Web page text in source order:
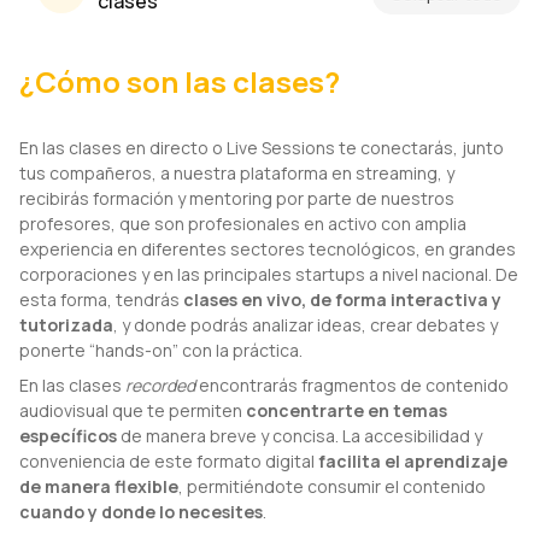
¿Cómo son las clases?
En las clases en directo o Live Sessions te conectarás, junto
tus compañeros, a nuestra plataforma en streaming, y
recibirás formación y mentoring por parte de nuestros
profesores, que son profesionales en activo con amplia
experiencia en diferentes sectores tecnológicos, en grandes
corporaciones y en las principales startups a nivel nacional. De
esta forma, tendrás clases en vivo, de forma interactiva y
tutorizada , y donde podrás analizar ideas, crear debates y
ponerte “hands-on” con la práctica.
En las clases recordedencontrarás fragmentos de contenido
audiovisual que te permiten concentrarte en temas
específicos de manera breve y concisa. La accesibilidad y
conveniencia de este formato digital facilita el aprendizaje
de manera flexible , permitiéndote consumir el contenido
cuando y donde lo necesites